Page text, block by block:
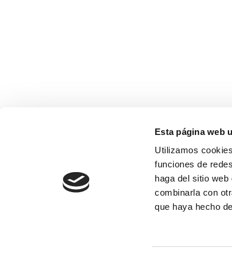
Esta página web
Utilizamos
funciones de
haga del sitio
combinarla con
que haya hecho